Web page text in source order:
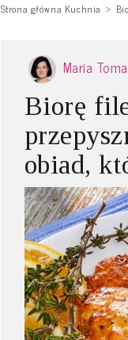
Strona główna Kuchnia
Maria
Biorę
obiad,